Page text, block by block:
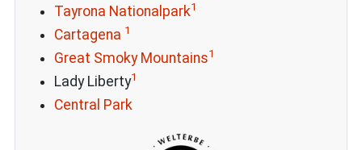
Tayrona Nationalpark1
Cartagena 1
Great Smoky Mountains1
Lady Liberty1
Central Park